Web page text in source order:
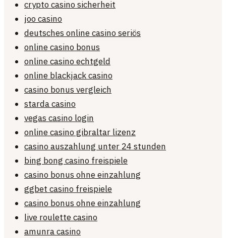
crypto casino sicherheit
joo casino
deutsches online casino seriös
online casino bonus
online casino echtgeld
online blackjack casino
casino bonus vergleich
starda casino
vegas casino login
online casino gibraltar lizenz
casino auszahlung unter 24 stunden
bing bong casino freispiele
casino bonus ohne einzahlung
ggbet casino freispiele
casino bonus ohne einzahlung
live roulette casino
amunra casino